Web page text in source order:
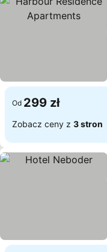
Od 299 zł
Zobacz ceny z 3 stron